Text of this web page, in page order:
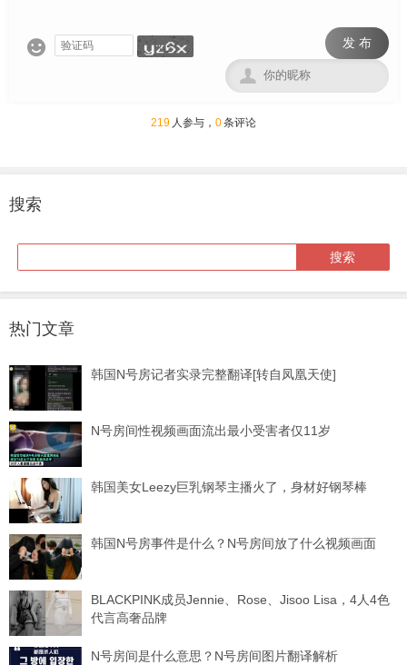
 发 布

219 人参与， 0条评论
搜索
热门文章
韩国N号房记者实录完整翻译[转自凤凰天使]
N号房间性视频画面流出最小受害者仅11岁
韩国美女Leezy巨乳钢琴主播火了，身材好钢琴棒
韩国N号房事件是什么？N号房间放了什么视频画面
BLACKPINK成员Jennie、Rose、Jisoo Lisa，4人4色
代言高奢品牌
N号房间是什么意思？N号房间图片翻译解析